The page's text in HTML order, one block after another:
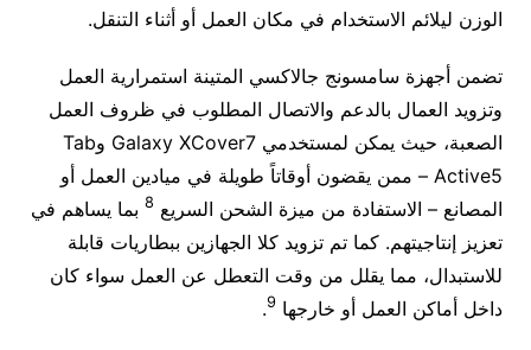
الوزن ليلائم الاستخدام في مكان العمل أو أثناء التنقل.
تضمن أجهزة سامسونج جالاكسي المتينة استمرارية العمل
وتزويد العمال بالدعم والاتصال المطلوب في ظروف العمل
الصعبة، حيث يمكن لمستخدمي Galaxy XCover7 وTab
Active5 – ممن يقضون أوقاتاً طويلة في ميادين العمل أو
المصانع – الاستفادة من ميزة الشحن السريع 8بما يساهم في
تعزيز إنتاجيتهم. كما تم تزويد كلا الجهازين ببطاريات قابلة
للاستبدال، مما يقلل من وقت التعطل عن العمل سواء كان
داخل أماكن العمل أو خارجها 9
.